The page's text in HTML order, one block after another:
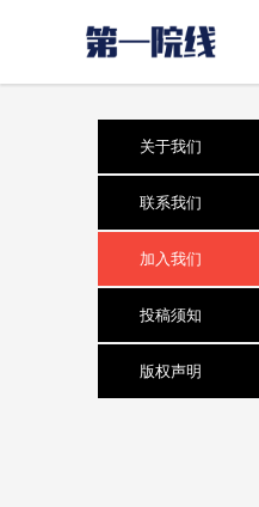
关于我们
联系我们
加入我们
投稿须知
版权声明